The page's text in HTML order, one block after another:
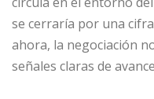
se cerraría por una
ahora, la negociación
señales claras de